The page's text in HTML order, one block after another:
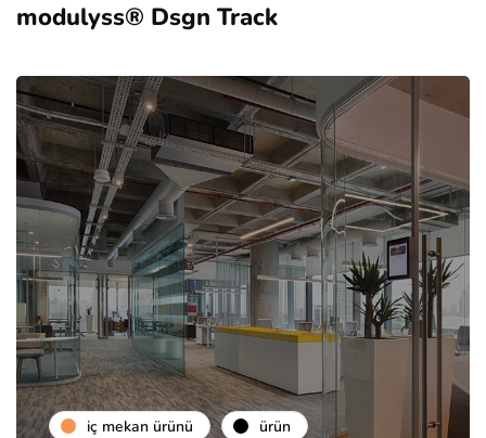
modulyss® Dsgn Track
i̇ç mekan ürünü ürün